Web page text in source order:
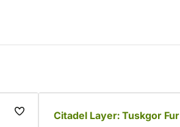
Citadel Layer: Tuskgor Fur